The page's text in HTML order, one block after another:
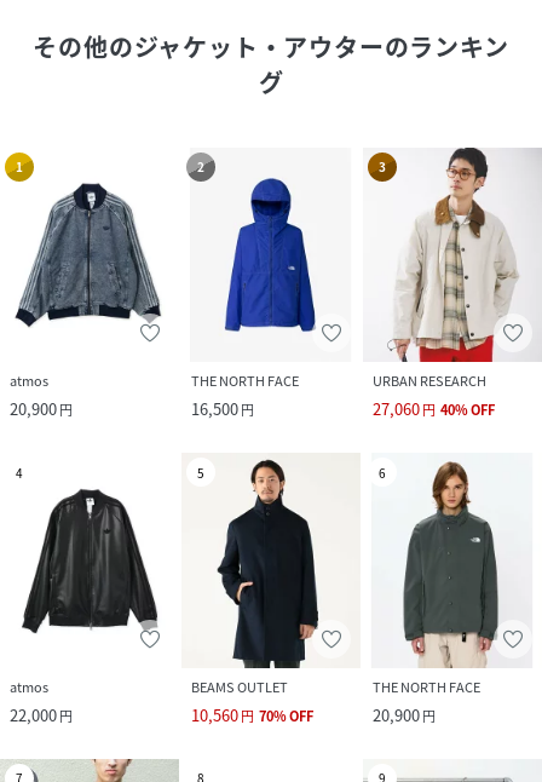
その他のジャケット・アウターのランキン
グ
1
atmos
20,900円
2
THE NORTH FACE
16,500円
3
URBAN RESEARCH
27,060円 40%OFF
4
atmos
22,000円
5
BEAMS OUTLET
10,560円 70%OFF
6
THE NORTH FACE
20,900円
7 8 9